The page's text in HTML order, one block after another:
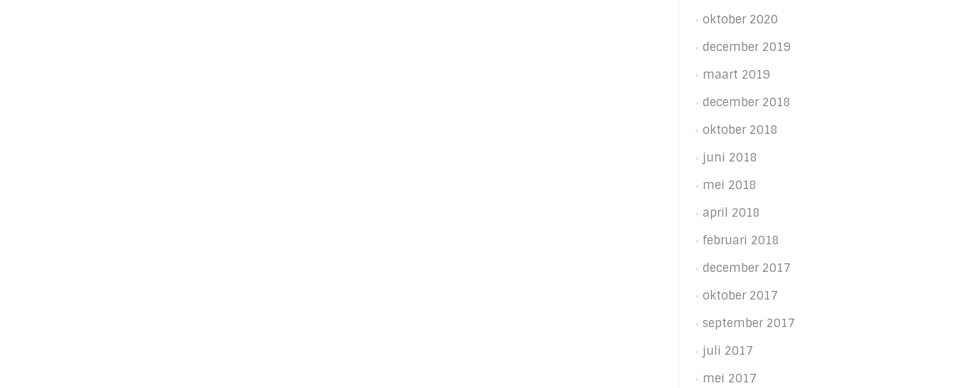
oktober 2020
december 2019
maart 2019
december 2018
oktober 2018
juni 2018
mei 2018
april 2018
februari 2018
december 2017
oktober 2017
september 2017
juli 2017
mei 2017